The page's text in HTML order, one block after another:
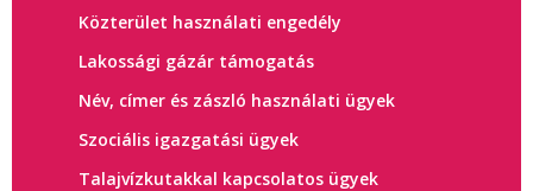
Közterület használati engedély
Lakossági gázár támogatás
Név, címer és zászló használati ügyek
Szociális igazgatási ügyek
Talajvízkutakkal kapcsolatos ügyek